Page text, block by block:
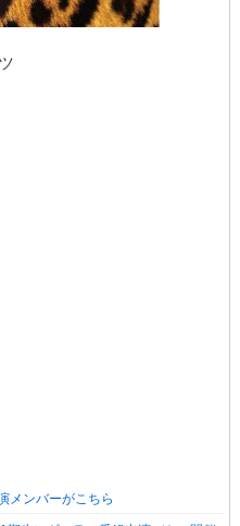
メンバーがこちら